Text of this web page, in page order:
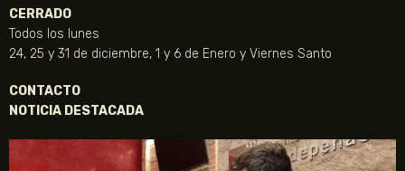
CERRADO
Todos los lunes
24, 25 y 31 de diciembre, 1 y 6 de Enero y Viernes Santo
CONTACTO
NOTICIA DESTACADA